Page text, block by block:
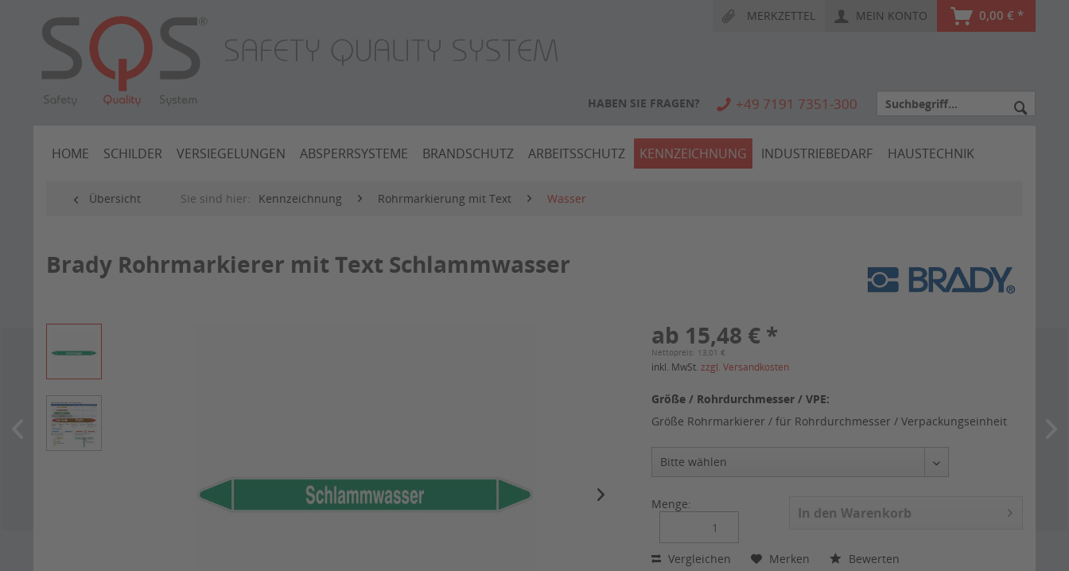
MERKZETTEL MEIN KONTO 0,00 € *
HABEN SIE FRAGEN? +49 7191 7351-300
HOME SCHILDER VERSIEGELUNGEN ABSPERRSYSTEME BRANDSCHUTZ ARBEITSSCHUTZ KENNZEICHNUNG INDUSTRIEBEDARF HAUSTECHNIK
Übersicht Sie sind hier: Kennzeichnung Rohrmarkierung mit Text Wasser
Brady Rohrmarkierer mit Text Schlammwasser
ab 15,48 € *
Nettopreis: 13,01 €
inkl. MwSt.zzgl. Versandkosten
Größe / Rohrdurchmesser / VPE:
Größe Rohrmarkierer / für Rohrdurchmesser / Verpackungseinheit
Menge:
In den Warenkorb
Vergleichen Merken Bewerten